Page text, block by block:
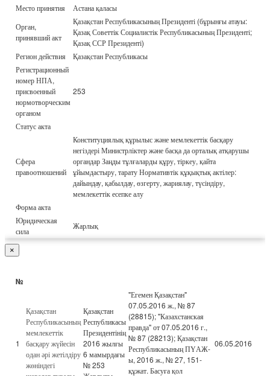
Место принятия
Астана қаласы
Орган,
принявший акт
Қазақстан Республикасының Президенті (бұрынғы атауы:
Қазақ Советтік Социалистік Республикасының Президенті;
Қазақ ССР Президенті)
Регион действия
Қазақстан Республикасы
Регистрационный
номер НПА,
присвоенный
нормотворческим
органом
253
Статус акта
Сфера
правоотношений
Конституциялық құрылыс және мемлекеттік басқару
негіздері Министрліктер және басқа да орталық атқарушы
органдар Заңды тұлғаларды құру, тіркеу, қайта
ұйымдастыру, тарату Нормативтік құқықтық актілер:
дайындау, қабылдау, өзгерту, жариялау, түсіндіру,
мемлекеттік есепке алу
Форма акта
Юридическая
сила
Жарлық
×
№
1
Қазақстан
Республикасының
мемлекеттік
басқару жүйесін
одан әрі жетілдіру
жөніндегі
Қазақстан
Республикасы
Президентінің
2016 жылғы
6 мамырдағы
№ 253
"Егемен Қазақстан"
07.05.2016 ж., № 87
(28815); "Казахстанская
правда" от 07.05.2016 г.,
№ 87 (28213); Қазақстан
Республикасының ПҮАЖ-
ы, 2016 ж., № 27, 151-
құжат. Басуға қол
06.05.2016